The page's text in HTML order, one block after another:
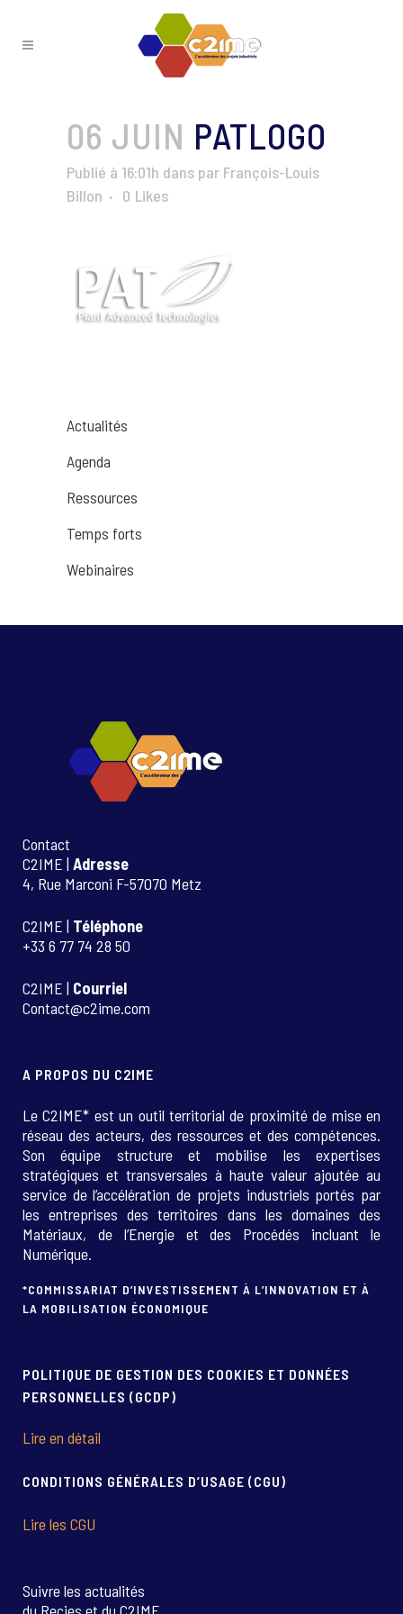
06 JUIN PATLOGO
Publié à 16:01h dans par François-Louis
Billon
0 Likes
Actualités
Agenda
Ressources
Temps forts
Webinaires
Contact
C2IME | Adresse
4, Rue Marconi F-57070 Metz
C2IME | Téléphone
+33 6 77 74 28 50
C2IME | Courriel
Contact@c2ime.com
A PROPOS DU C2IME
Le C2IME* est un outil territorial de proximité de mise en
réseau des acteurs, des ressources et des compétences.
Son équipe structure et mobilise les expertises
stratégiques et transversales à haute valeur ajoutée au
service de l’accélération de projets industriels portés par
les entreprises des territoires dans les domaines des
Matériaux, de l’Energie et des Procédés incluant le
Numérique.
*COMMISSARIAT D’INVESTISSEMENT À L’INNOVATION ET À
LA MOBILISATION ÉCONOMIQUE
POLITIQUE DE GESTION DES COOKIES ET DONNÉES
PERSONNELLES (GCDP)
Lire en détail
CONDITIONS GÉNÉRALES D’USAGE (CGU)
Lire les CGU
Suivre les actualités